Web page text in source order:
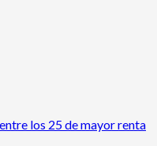
los 25 de mayor renta